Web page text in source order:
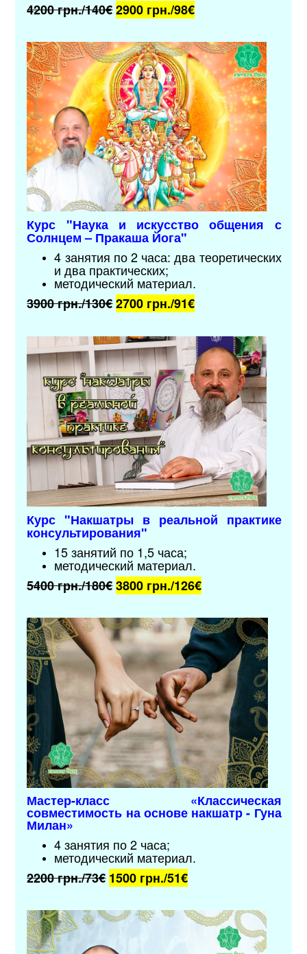
4200 грн./140€2900 грн./98€
Курс "Наука и искусство общения с
Солнцем – Пракаша Йога"
4 занятия по 2 часа: два теоретических
и два практических;
методический материал.
3900 грн./130€2700 грн./91€
Курс "Накшатры в реальной практике
консультирования"
15 занятий по 1,5 часа;
методический материал.
5400 грн./180€3800 грн./126€
Мастер-класс «Классическая
совместимость на основе накшатр - Гуна
Милан»
4 занятия по 2 часа;
методический материал.
2200 грн./73€ 1500 грн./51€